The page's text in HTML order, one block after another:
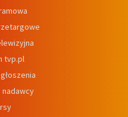
tvp.pl